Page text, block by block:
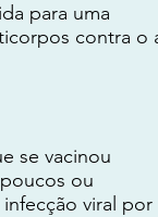
para uma
contra o
se vacinou
ou
viral por